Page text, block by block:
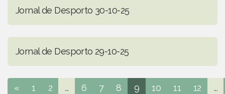
Jornal de Desporto 30-10-25
Jornal de Desporto 29-10-25
« 1 2 ... 6 7 8 9 10 11 12 ...